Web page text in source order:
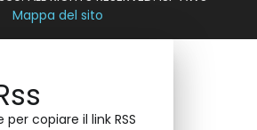
Mappa del sito
copiare il link RSS